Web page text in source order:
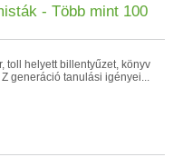
- Több mint 100
toll helyett billentyűzet, könyv
generáció tanulási igényei...